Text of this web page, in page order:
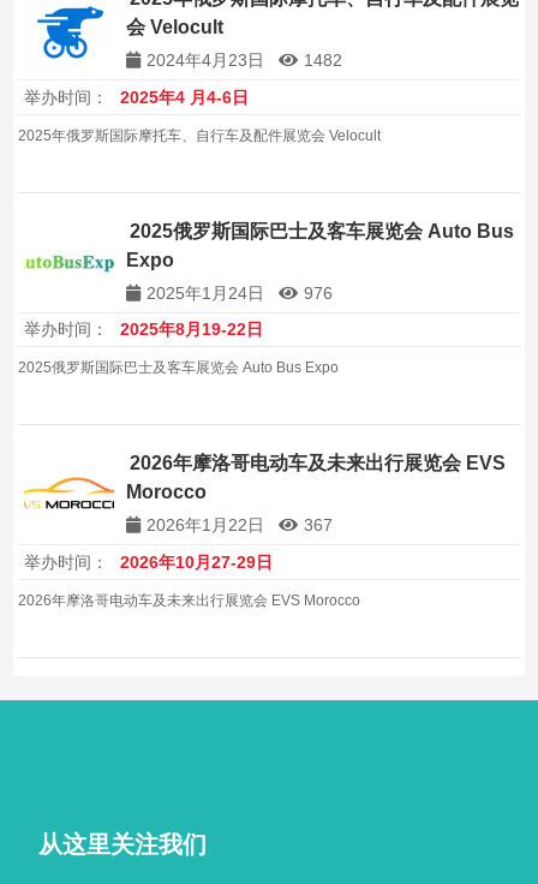
会 Velocult
2024年4月23日
1482
举办时间：
2025年4 月4-6日
2025年俄罗斯国际摩托车、自行车及配件展览会 Velocult
2025俄罗斯国际巴士及客车展览会 Auto Bus
Expo
2025年1月24日
976
举办时间：
2025年8月19-22日
2025俄罗斯国际巴士及客车展览会 Auto Bus Expo
2026年摩洛哥电动车及未来出行展览会 EVS
Morocco
2026年1月22日
367
举办时间：
2026年10月27-29日
2026年摩洛哥电动车及未来出行展览会 EVS Morocco
从这里关注我们